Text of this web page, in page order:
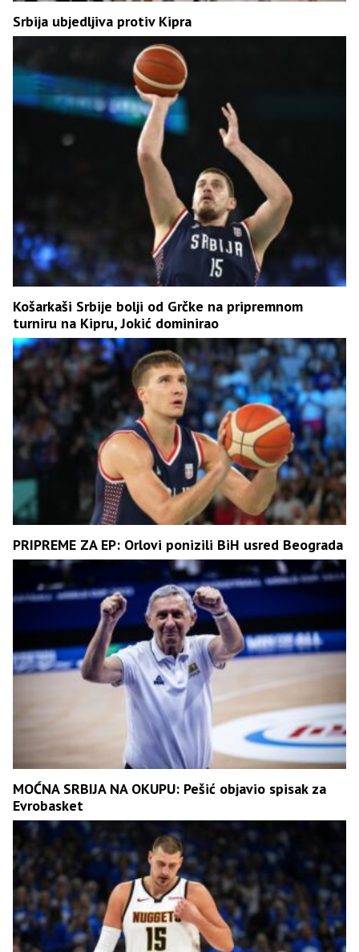
Srbija ubjedljiva protiv Kipra
Košarkaši Srbije bolji od Grčke na pripremnom
turniru na Kipru, Јokić dominirao
PRIPREME ZA EP: Orlovi ponizili BiH usred Beograda
MOĆNA SRBIJA NA OKUPU: Pešić objavio spisak za
Еvrobasket